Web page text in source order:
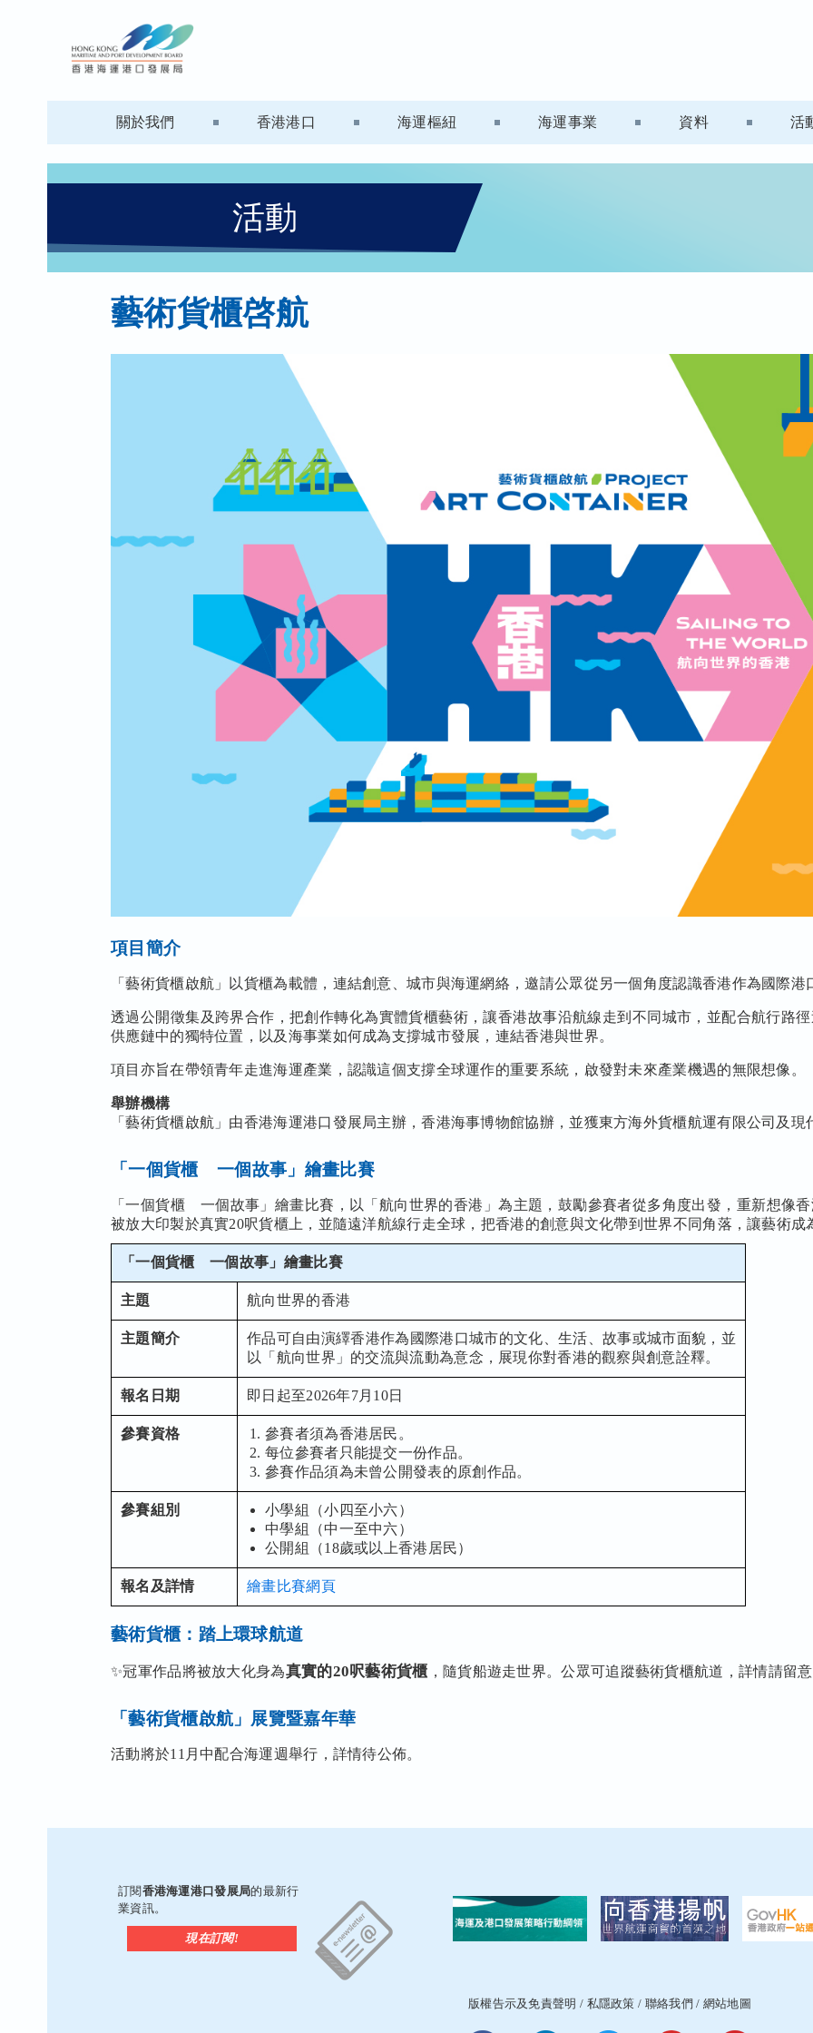
關於我們 香港港口 海運樞紐 海運事業 資料 活
活動
藝術貨櫃啓航
項目簡介
「藝術貨櫃啟航」以貨櫃為載體，連結創意、城市與海運網絡，邀請公眾從另一個角度認識香港作為國際港
透過公開徵集及跨界合作，把創作轉化為實體貨櫃藝術，讓香港故事沿航線走到不同城市，並配合航行路
供應鏈中的獨特位置，以及海事業如何成為支撐城市發展，連結香港與世界。
項目亦旨在帶領青年走進海運產業，認識這個支撐全球運作的重要系統，啟發對未來產業機遇的無限想像。
舉辦機構
「藝術貨櫃啟航」由香港海運港口發展局主辦，香港海事博物館協辦，並獲東方海外貨櫃航運有限公司及現
「一個貨櫃 一個故事」繪畫比賽
「一個貨櫃 一個故事」繪畫比賽，以「航向世界的香港」為主題，鼓勵參賽者從多角度出發，重新想像
被放大印製於真實20呎貨櫃上，並隨遠洋航線行走全球，把香港的創意與文化帶到世界不同角落，讓藝術成
「一個貨櫃 一個故事」繪畫比賽
主題 航向世界的香港
主題簡介
作品可自由演繹香港作為國際港口城市的文化、生活、故事或城市面貌，並
以「航向世界」的交流與流動為意念，展現你對香港的觀察與創意詮釋。
報名日期 即日起至2026年7月10日
參賽資格
參賽者須為香港居民。
每位參賽者只能提交一份作品。
參賽作品須為未曾公開發表的原創作品。
參賽組別
小學組（小四至小六）
中學組（中一至中六）
公開組（18歲或以上香港居民）
報名及詳情 繪畫比賽網頁
藝術貨櫃：踏上環球航道
✨冠軍作品將被放大化身為真實的20呎藝術貨櫃 ，隨貨船遊走世界。公眾可追蹤藝術貨櫃航道，詳情請留
「藝術貨櫃啟航」展覽暨嘉年華
活動將於11月中配合海運週舉行，詳情待公佈。
訂閱香港海運港口發展局的最新行
業資訊。
現在訂閱!
版權告示及免責聲明 / 私隱政策 / 聯絡我們 / 網站地圖